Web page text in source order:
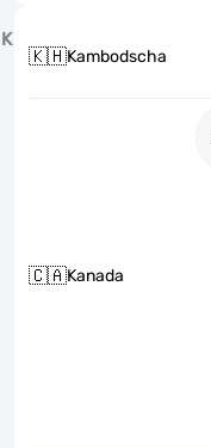
K
🇰🇭Kambodscha
🇨🇦Kanada